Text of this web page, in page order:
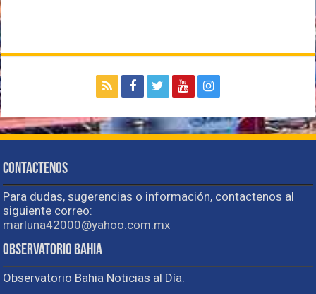
Contactenos
Para dudas, sugerencias o información, contactenos al
siguiente correo:
marluna42000@yahoo.com.mx
Observatorio Bahia
Observatorio Bahia Noticias al Día.